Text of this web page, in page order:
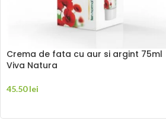
Crema de fata cu aur si argint 75ml
Viva Natura
45.50lei